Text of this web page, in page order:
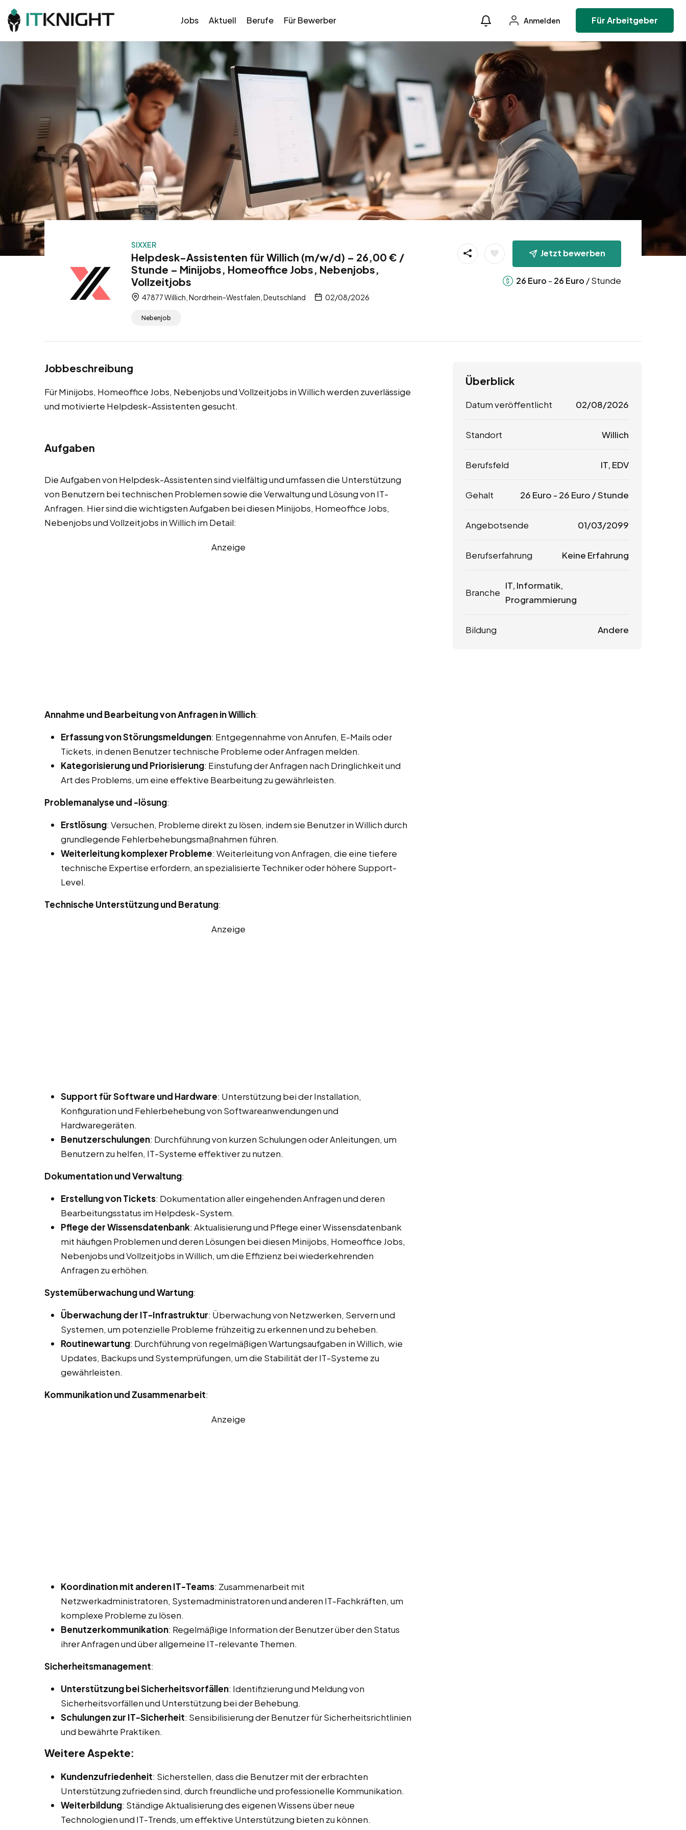
Jobs Aktuell Berufe Für Bewerber Anmelden Für Arbeitgeber
SIXXER
Helpdesk-Assistenten für Willich (m/w/d) – 26,00 € /
Stunde – Minijobs, Homeoffice Jobs, Nebenjobs,
Vollzeitjobs
47877 Willich, Nordrhein-Westfalen, Deutschland 02/08/2026
Nebenjob
Jetzt bewerben
26 Euro - 26 Euro / Stunde
Jobbeschreibung
Für Minijobs, Homeoffice Jobs, Nebenjobs und Vollzeitjobs in Willich werden zuverlässige
und motivierte Helpdesk-Assistenten gesucht.
Aufgaben
Die Aufgaben von Helpdesk-Assistenten sind vielfältig und umfassen die Unterstützung
von Benutzern bei technischen Problemen sowie die Verwaltung und Lösung von IT-
Anfragen. Hier sind die wichtigsten Aufgaben bei diesen Minijobs, Homeoffice Jobs,
Nebenjobs und Vollzeitjobs in Willich im Detail:
Anzeige
Annahme und Bearbeitung von Anfragen in Willich:
Erfassung von Störungsmeldungen: Entgegennahme von Anrufen, E-Mails oder
Tickets, in denen Benutzer technische Probleme oder Anfragen melden.
Kategorisierung und Priorisierung: Einstufung der Anfragen nach Dringlichkeit und
Art des Problems, um eine effektive Bearbeitung zu gewährleisten.
Problemanalyse und -lösung:
Erstlösung: Versuchen, Probleme direkt zu lösen, indem sie Benutzer in Willich durch
grundlegende Fehlerbehebungsmaßnahmen führen.
Weiterleitung komplexer Probleme: Weiterleitung von Anfragen, die eine tiefere
technische Expertise erfordern, an spezialisierte Techniker oder höhere Support-
Level.
Technische Unterstützung und Beratung:
Anzeige
Support für Software und Hardware: Unterstützung bei der Installation,
Konfiguration und Fehlerbehebung von Softwareanwendungen und
Hardwaregeräten.
Benutzerschulungen: Durchführung von kurzen Schulungen oder Anleitungen, um
Benutzern zu helfen, IT-Systeme effektiver zu nutzen.
Dokumentation und Verwaltung:
Erstellung von Tickets: Dokumentation aller eingehenden Anfragen und deren
Bearbeitungsstatus im Helpdesk-System.
Pflege der Wissensdatenbank: Aktualisierung und Pflege einer Wissensdatenbank
mit häufigen Problemen und deren Lösungen bei diesen Minijobs, Homeoffice Jobs,
Nebenjobs und Vollzeitjobs in Willich, um die Effizienz bei wiederkehrenden
Anfragen zu erhöhen.
Systemüberwachung und Wartung:
Überwachung der IT-Infrastruktur: Überwachung von Netzwerken, Servern und
Systemen, um potenzielle Probleme frühzeitig zu erkennen und zu beheben.
Routinewartung: Durchführung von regelmäßigen Wartungsaufgaben in Willich, wie
Updates, Backups und Systemprüfungen, um die Stabilität der IT-Systeme zu
gewährleisten.
Kommunikation und Zusammenarbeit:
Anzeige
Koordination mit anderen IT-Teams: Zusammenarbeit mit
Netzwerkadministratoren, Systemadministratoren und anderen IT-Fachkräften, um
komplexe Probleme zu lösen.
Benutzerkommunikation: Regelmäßige Information der Benutzer über den Status
ihrer Anfragen und über allgemeine IT-relevante Themen.
Sicherheitsmanagement:
Unterstützung bei Sicherheitsvorfällen: Identifizierung und Meldung von
Sicherheitsvorfällen und Unterstützung bei der Behebung.
Schulungen zur IT-Sicherheit: Sensibilisierung der Benutzer für Sicherheitsrichtlinien
und bewährte Praktiken.
Weitere Aspekte:
Kundenzufriedenheit: Sicherstellen, dass die Benutzer mit der erbrachten
Unterstützung zufrieden sind, durch freundliche und professionelle Kommunikation.
Weiterbildung: Ständige Aktualisierung des eigenen Wissens über neue
Technologien und IT-Trends, um effektive Unterstützung bieten zu können.
Überblick
Datum veröffentlicht 02/08/2026
Standort Willich
Berufsfeld IT, EDV
Gehalt 26 Euro - 26 Euro / Stunde
Angebotsende 01/03/2099
Berufserfahrung Keine Erfahrung
Branche
IT, Informatik,
Programmierung
Bildung Andere